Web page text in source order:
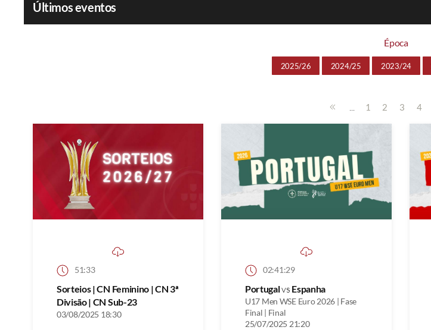
Últimos eventos
Época
2025/26 2024/25 2023/24
... 1 2 3 4
51:33
Sorteios | CN Feminino | CN 3ª
Divisão | CN Sub-23
03/08/2025 18:30
02:41:29
Portugalvs Espanha
U17 Men WSE Euro 2026 | Fase
Final | Final
25/07/2025 21:20